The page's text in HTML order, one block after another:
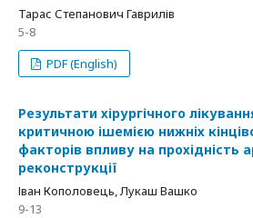
Тарас Степанович Гаврилів
5-8
PDF (English)
Результати хірургічного
критичною ішемією нижніх
факторів впливу на прохідність
реконструкції
Іван Кополовець, Лукаш Вашко
9-13